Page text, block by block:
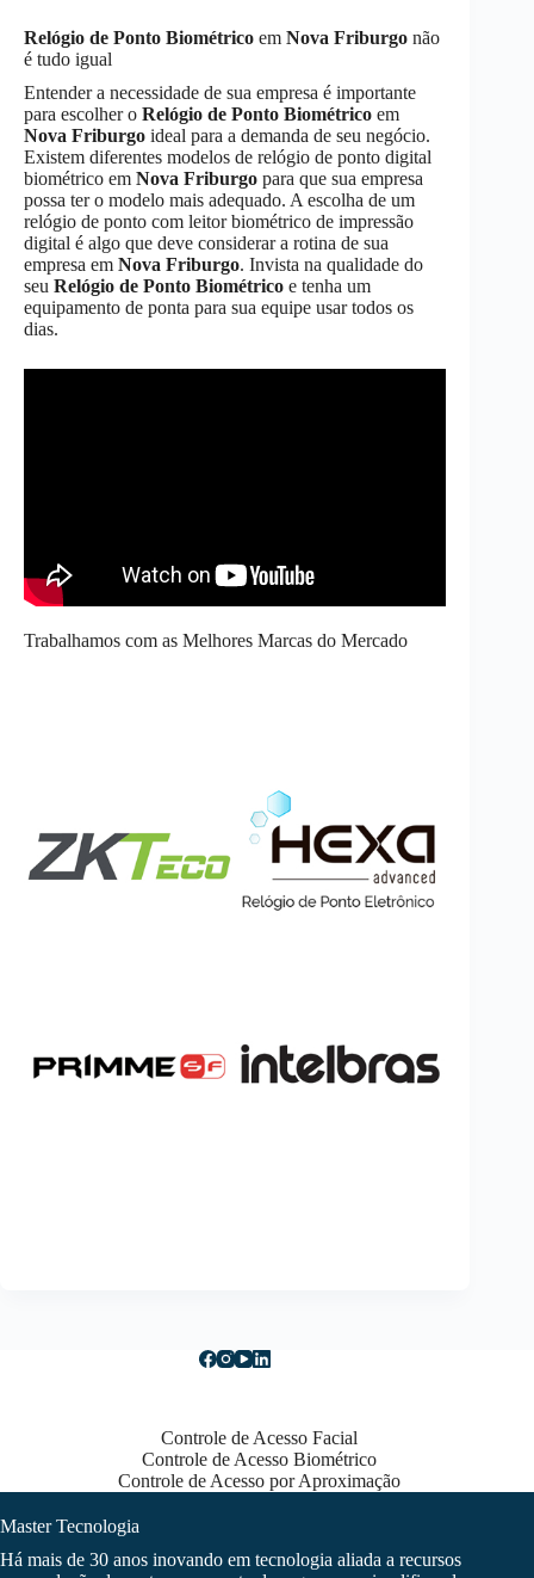
Relógio de Ponto Biométrico em Nova Friburgo não
é tudo igual
Entender a necessidade de sua empresa é importante
para escolher o Relógio de Ponto Biométrico em
Nova Friburgo ideal para a demanda de seu negócio.
Existem diferentes modelos de relógio de ponto digital
biométrico em Nova Friburgo para que sua empresa
possa ter o modelo mais adequado. A escolha de um
relógio de ponto com leitor biométrico de impressão
digital é algo que deve considerar a rotina de sua
empresa em Nova Friburgo. Invista na qualidade do
seu Relógio de Ponto Biométrico e tenha um
equipamento de ponta para sua equipe usar todos os
dias.
Trabalhamos com as Melhores Marcas do Mercado
Controle de Acesso Facial
Controle de Acesso Biométrico
Controle de Acesso por Aproximação
Master Tecnologia
Há mais de 30 anos inovando em tecnologia aliada a recursos